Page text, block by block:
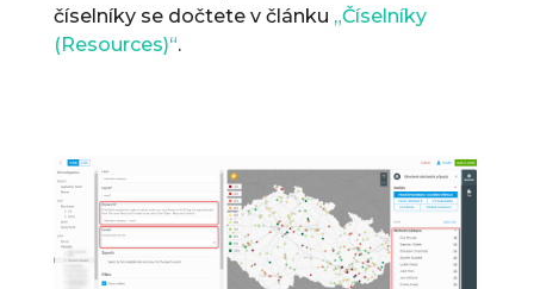
číselníky se dočtete v článku „Číselníky
(Resources)“.